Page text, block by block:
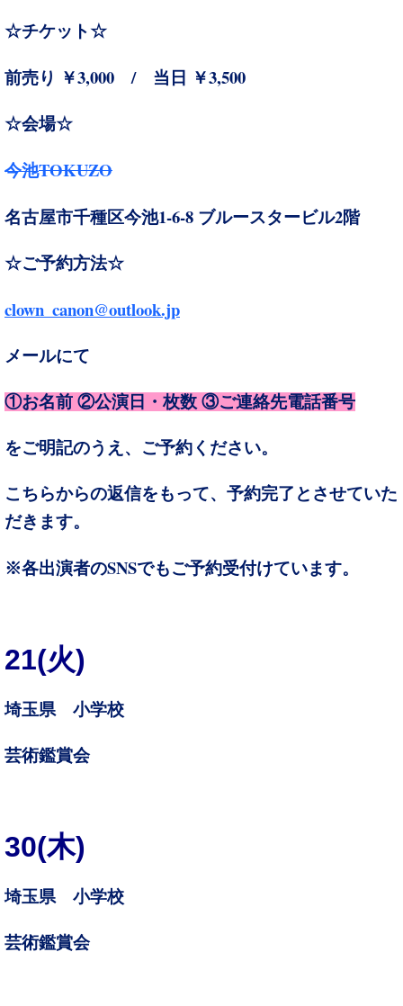
☆チケット☆
前売り ￥3,000 /当日 ￥3,500
☆会場☆
今池TOKUZO
名古屋市千種区今池1-6-8 ブルースタービル2階
☆ご予約方法☆
clown_canon@outlook.jp
メールにて
①お名前 ②公演日・枚数 ③ご連絡先電話番号
をご明記のうえ、 ご予約ください。
こちらからの返信をもって、予約完了とさせていた
だきます。
※各出演者のSNSでもご予約受付けています。
21(火)
埼玉県 小学校
芸術鑑賞会
30(木)
埼玉県 小学校
芸術鑑賞会